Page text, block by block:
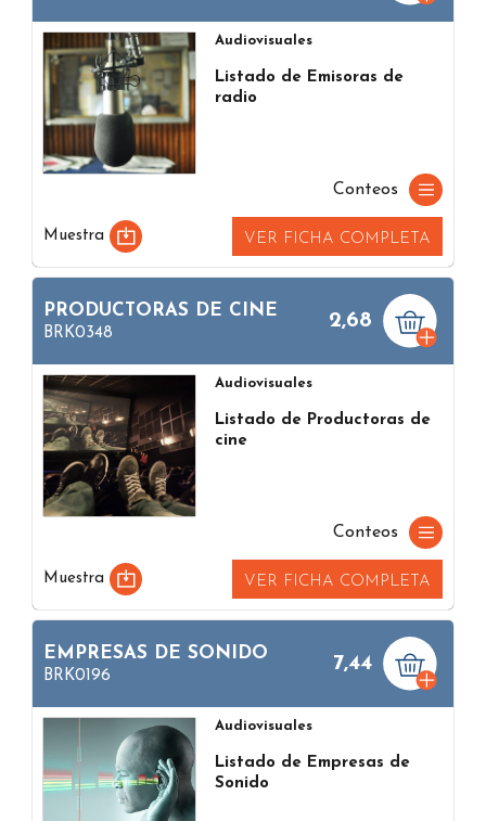
Audiovisuales
Listado de Emisoras de
radio
Conteos
Muestra VER FICHA COMPLETA
PRODUCTORAS DE CINE
BRK0348
2,68
Audiovisuales
Listado de Productoras de
cine
Conteos
Muestra VER FICHA COMPLETA
EMPRESAS DE SONIDO
BRK0196
7,44
Audiovisuales
Listado de Empresas de
Sonido